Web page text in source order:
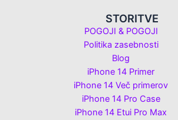
STORITVE
POGOJI & POGOJI
Politika zasebnosti
Blog
iPhone 14 Primer
iPhone 14 Več primerov
iPhone 14 Pro Case
iPhone 14 Etui Pro Max